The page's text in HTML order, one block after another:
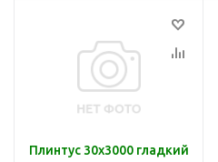
Плинтус 30х3000 гладкий